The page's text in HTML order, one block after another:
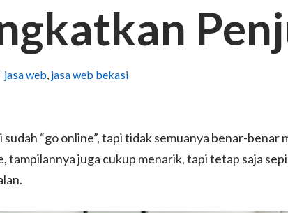
jasa web, jasa web bekasi
sudah “go online”, tapi tidak semuanya benar-benar
tampilannya juga cukup menarik, tapi tetap saja